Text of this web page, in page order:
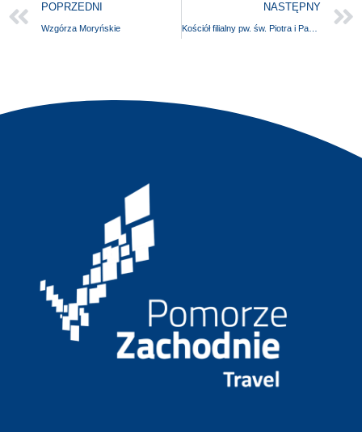
POPRZEDNI
Wzgórza Moryńskie
NASTĘPNY
Kościół filialny pw. św. Piotra i Pawła Apostołów